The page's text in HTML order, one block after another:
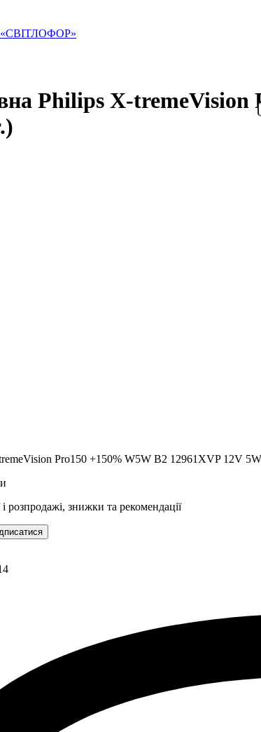
Philips X-
Pro150 +150% W5W B2 12961XVP 12V
розпродажі, знижки та рекомендації